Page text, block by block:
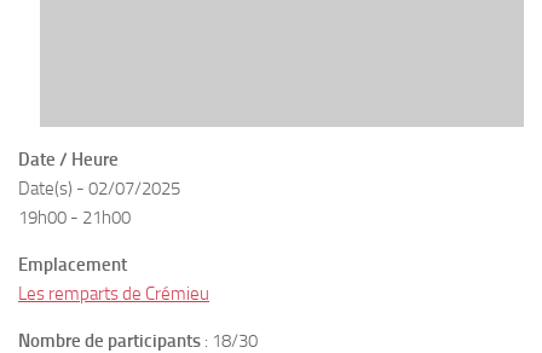
Date / Heure
Date(s) - 02/07/2025
19h00 - 21h00
Emplacement
Les remparts de Crémieu
Nombre de participants : 18/30